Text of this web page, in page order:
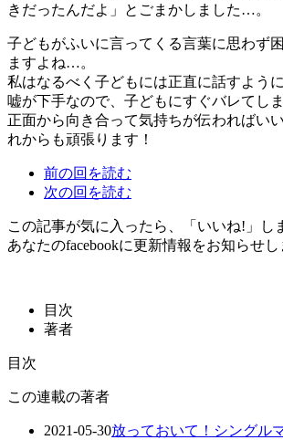
きだったんだよ」とごまかしました…。
子どもがふいに言ってくる言葉に思わず
ますよね…。
私はなるべく子どもには正直に話すよう
嘘が下手なので、子どもにすぐバレてし
正面から向き合って気持ちが伝わればい
れからも頑張ります！
前の回を読む
次の回を読む
この記事が気に入ったら、「いいね!」し
あなたのfacebookに更新情報をお知らせし
目次
著者
目次
この連載の著者
2021-05-30放っておいて！シングル